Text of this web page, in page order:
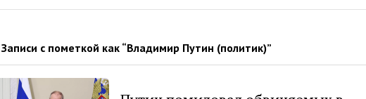
Записи с пометкой как “Владимир Путин (политик)”